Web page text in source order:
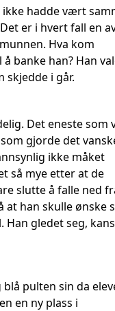
ikke hadde vært
er i hvert fall en
Hva kom
banke han? Han
skjedde i går.
Det eneste som
gjorde det
ikke måket
så mye etter at de
slutte å falle ned
at han skulle ønske
Han gledet seg,
pulten sin da
en ny plass i